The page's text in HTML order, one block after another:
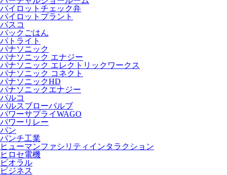
パイロットチェック弁
パイロットプラント
パスコ
パックごはん
パトライト
パナソニック
パナソニック エナジー
パナソニック エレクトリックワークス
パナソニック コネクト
パナソニックHD
パナソニックエナジー
パルコ
パルスブローバルブ
パワーサプライWAGO
パワーリレー
パン
パンチ工業
ヒューマンファシリティインタラクション
ヒロセ電機
ビオラル
ビジネス